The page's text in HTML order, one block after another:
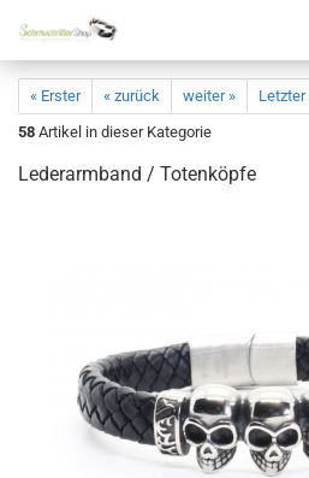
« Erster « zurück weiter »
Letzter
58 Artikel in dieser Kategorie
Lederarmband / Totenköpfe